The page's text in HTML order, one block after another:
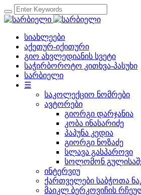
სიახლეები
აქეთურ-იქითური
გიო ახვლედიანის სვეტი
საჭირბოროტო კითხვა-პასუხი
სარბიელი
☰
საკოლექციო ნომრები
ავტორები
გიორგი დარჯანია
კობა ინასარიძე
პაპუნა კედია
გიორგი ნოზაძე
სლავა გასპაროვი
სოლომონ
ინტერვიუ
ქართველები საბჭოთა
მაიკლ ბერკოვიჩის